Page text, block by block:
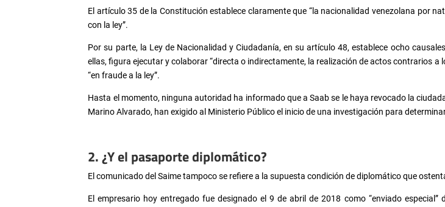
El artículo 35 de la Constitución establece claramente que “la nacionalidad venezolana por
con la ley”.
Por su parte, la Ley de Nacionalidad y Ciudadanía, en su artículo 48, establece ocho
ellas, figura ejecutar y colaborar “directa o indirectamente, la realización de actos contrarios a
“en fraude a la ley”.
Hasta el momento, ninguna autoridad ha informado que a Saab se le haya revocado la
Marino Alvarado, han exigido al Ministerio Público el inicio de una investigación para
2. ¿Y el pasaporte diplomático?
El comunicado del Saime tampoco se refiere a la supuesta condición de diplomático que
El empresario hoy entregado fue designado el 9 de abril de 2018 como “enviado